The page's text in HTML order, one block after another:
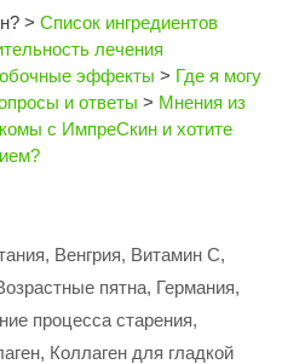
> Список ингредиентов
лечения
эффекты > Где я могу
и ответы > Мнения из
с ИмпреСкин и хотите
, Венгрия, Витамин C,
пятна, Германия,
процесса старения,
, Коллаген для гладкой